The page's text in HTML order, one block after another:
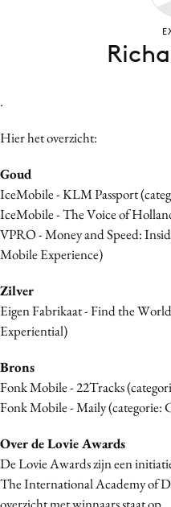
Craft
Customer Experience
Design
Digital transformation
Diversiteit
Effectiviteit
Influencer marketing
Interne communicatie
Media
Merkstrategie
Programmatic
Purpose Marketing
Reputatie & crisis
.
Hier het overzicht:
Goud
IceMobile - KLM Passport
IceMobile - The Voice of
VPRO - Money and Speed:
Mobile Experience)
Zilver
Eigen Fabrikaat - Find the
Experiential)
Brons
Fonk Mobile - 22Tracks
Fonk Mobile - Maily (categorie:
Over de Lovie Awards
De Lovie Awards zijn een
The International Academy of